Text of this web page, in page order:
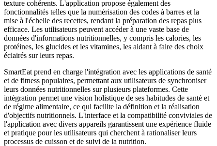
texture cohérents. L'application propose également des
fonctionnalités telles que la numérisation des codes à barres et la
mise à l'échelle des recettes, rendant la préparation des repas plus
efficace. Les utilisateurs peuvent accéder à une vaste base de
données d'informations nutritionnelles, y compris les calories, les
protéines, les glucides et les vitamines, les aidant à faire des choix
éclairés sur leurs repas.
SmartEat prend en charge l'intégration avec les applications de santé
et de fitness populaires, permettant aux utilisateurs de synchroniser
leurs données nutritionnelles sur plusieurs plateformes. Cette
intégration permet une vision holistique de ses habitudes de santé et
de régime alimentaire, ce qui facilite la définition et la réalisation
d'objectifs nutritionnels. L'interface et la compatibilité conviviales de
l'application avec divers appareils garantissent une expérience fluide
et pratique pour les utilisateurs qui cherchent à rationaliser leurs
processus de cuisson et de suivi de la nutrition.